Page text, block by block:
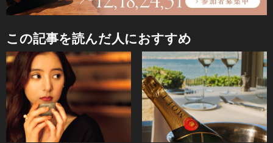
この記事を読んだ人におすすめ